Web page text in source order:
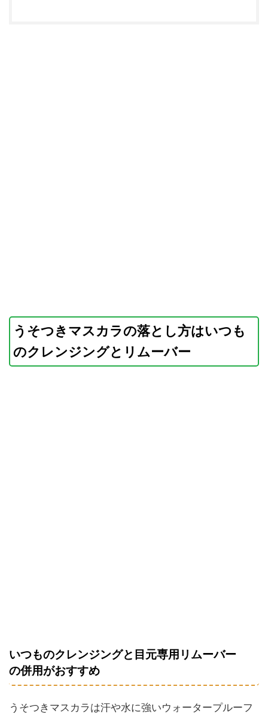
うそつきマスカラの落とし方はいつも
のクレンジングとリムーバー
いつものクレンジングと目元専用リムーバー
の併用がおすすめ
うそつきマスカラは汗や水に強いウォータープルーフ